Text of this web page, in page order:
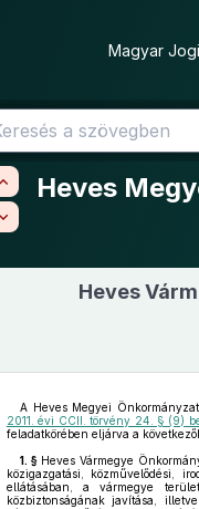
Magyar
Heves
Heves
A Heves Megyei
2011. évi CCII. törvény 24. § (9)
feladatkörében eljárva a
1. §Heves Vármegye
közigazgatási, közművelődési,
ellátásában, a vármegye
közbiztonságának javítása,